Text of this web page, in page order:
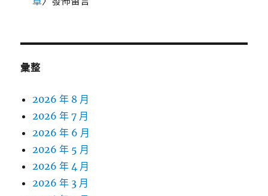
彙整
2026 年 8 月
2026 年 7 月
2026 年 6 月
2026 年 5 月
2026 年 4 月
2026 年 3 月